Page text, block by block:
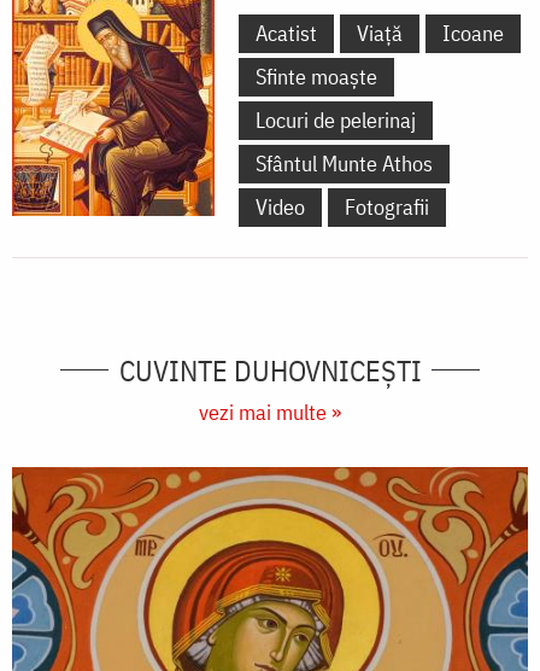
Acatist Viață
Icoane
Sfinte moaște
Locuri de pelerinaj
Sfântul Munte Athos
Video
Fotografii
CUVINTE DUHOVNICEȘTI
vezi mai multe »